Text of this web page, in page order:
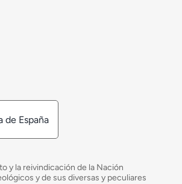
de España
y la reivindicación de la Nación
y de sus diversas y peculiares